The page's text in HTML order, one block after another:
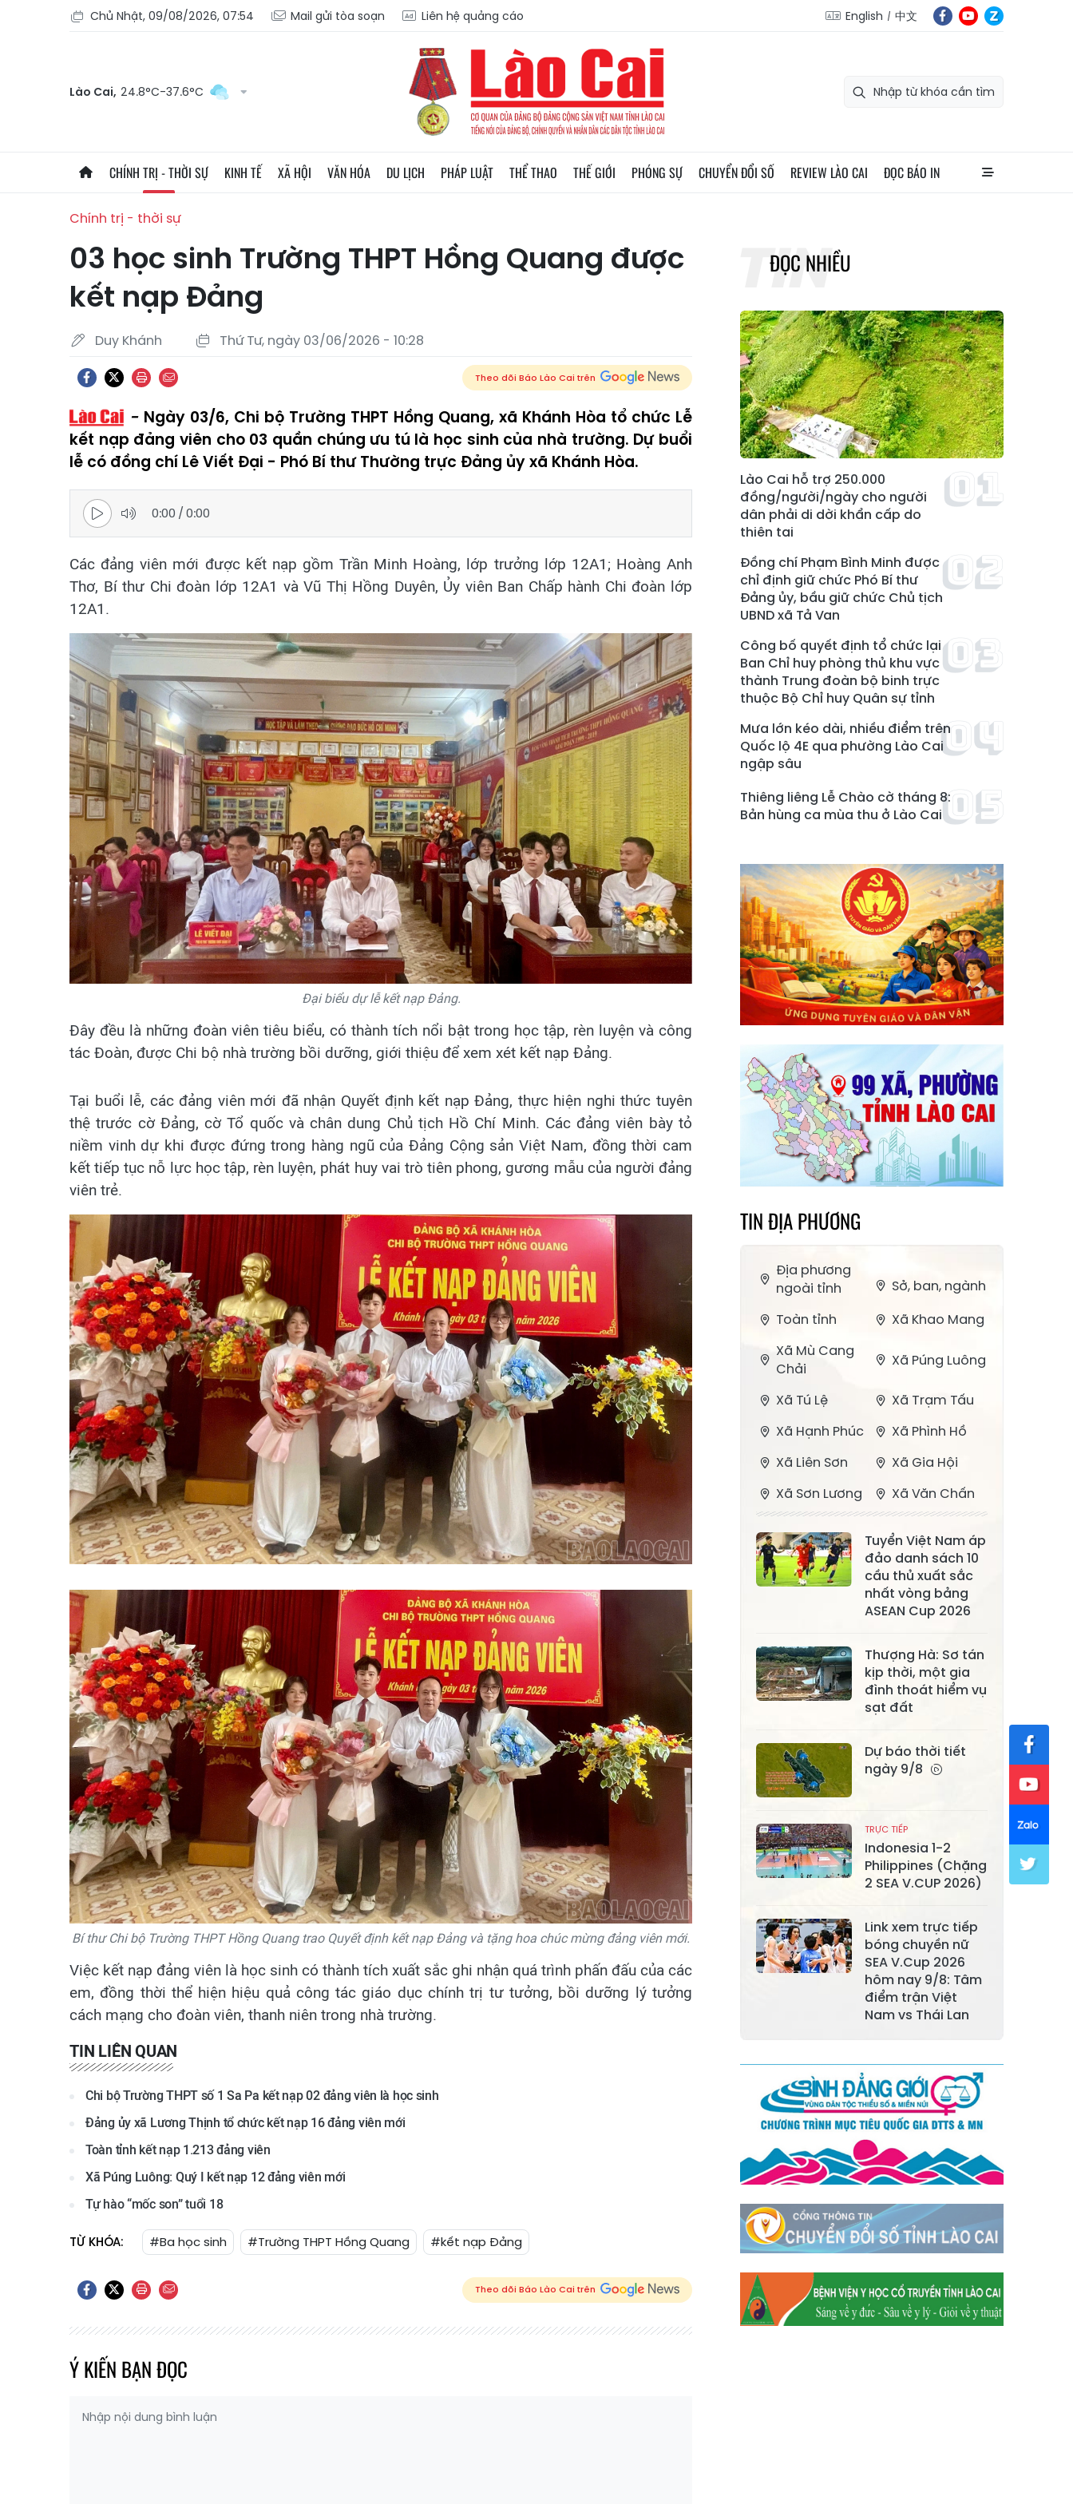
Chủ Nhật, 09/08/2026, 07:54 Mail gửi tòa soạn Liên hệ quảng cáo English 中文
Lào Cai, 24.8°C-37.6°C
CHÍNH TRỊ - THỜI SỰ KINH TẾ XÃ HỘI VĂN HÓA DU LỊCH PHÁP LUẬT THỂ THAO THẾ GIỚI PHÓNG SỰ CHUYỂN ĐỔI SỐ REVIEW LÀO CAI ĐỌC BÁO IN
Chính trị - thời sự
03 học sinh Trường THPT Hồng Quang được
kết nạp Đảng
Duy Khánh Thứ Tư, ngày 03/06/2026 - 10:28
Theo dõi Báo Lào Cai trên
Ngày 03/6, Chi bộ Trường THPT Hồng Quang, xã Khánh Hòa tổ chức Lễ
kết nạp đảng viên cho 03 quần chúng ưu tú là học sinh của nhà trường. Dự buổi
lễ có đồng chí Lê Viết Đại - Phó Bí thư Thường trực Đảng ủy xã Khánh Hòa.
0:00 /0:00
Các đảng viên mới được kết nạp gồm Trần Minh Hoàng, lớp trưởng lớp 12A1; Hoàng Anh
Thơ, Bí thư Chi đoàn lớp 12A1 và Vũ Thị Hồng Duyên, Ủy viên Ban Chấp hành Chi đoàn lớp
12A1.
Đại biểu dự lễ kết nạp Đảng.
Đây đều là những đoàn viên tiêu biểu, có thành tích nổi bật trong học tập, rèn luyện và công
tác Đoàn, được Chi bộ nhà trường bồi dưỡng, giới thiệu để xem xét kết nạp Đảng.
Tại buổi lễ, các đảng viên mới đã nhận Quyết định kết nạp Đảng, thực hiện nghi thức tuyên
thệ trước cờ Đảng, cờ Tổ quốc và chân dung Chủ tịch Hồ Chí Minh. Các đảng viên bày tỏ
niềm vinh dự khi được đứng trong hàng ngũ của Đảng Cộng sản Việt Nam, đồng thời cam
kết tiếp tục nỗ lực học tập, rèn luyện, phát huy vai trò tiên phong, gương mẫu của người đảng
viên trẻ.
Bí thư Chi bộ Trường THPT Hồng Quang trao Quyết định kết nạp Đảng và tặng hoa chúc mừng đảng viên mới.
Việc kết nạp đảng viên là học sinh có thành tích xuất sắc ghi nhận quá trình phấn đấu của các
em, đồng thời thể hiện hiệu quả công tác giáo dục chính trị tư tưởng, bồi dưỡng lý tưởng
cách mạng cho đoàn viên, thanh niên trong nhà trường.
TIN LIÊN QUAN
Chi bộ Trường THPT số 1 Sa Pa kết nạp 02 đảng viên là học sinh
Đảng ủy xã Lương Thịnh tổ chức kết nạp 16 đảng viên mới
Toàn tỉnh kết nạp 1.213 đảng viên
Xã Púng Luông: Quý I kết nạp 12 đảng viên mới
Tự hào “mốc son” tuổi 18
TỪ KHÓA: #Ba học sinh #Trường THPT Hồng Quang #kết nạp Đảng
Theo dõi Báo Lào Cai trên
Ý KIẾN BẠN ĐỌC
ĐỌC NHIỀU
Lào Cai hỗ trợ 250.000
đồng/người/ngày cho người
dân phải di dời khẩn cấp do
thiên tai
Đồng chí Phạm Bình Minh được
chỉ định giữ chức Phó Bí thư
Đảng ủy, bầu giữ chức Chủ tịch
UBND xã Tả Van
Công bố quyết định tổ chức lại
Ban Chỉ huy phòng thủ khu vực
thành Trung đoàn bộ binh trực
thuộc Bộ Chỉ huy Quân sự tỉnh
Mưa lớn kéo dài, nhiều điểm trên
Quốc lộ 4E qua phường Lào Cai
ngập sâu
Thiêng liêng Lễ Chào cờ tháng 8:
Bản hùng ca mùa thu ở Lào Cai
TIN ĐỊA PHƯƠNG
Địa phương
ngoài tỉnh
Sở, ban, ngành
Toàn tỉnh
Xã Khao Mang
Xã Mù Cang
Chải
Xã Púng Luông
Xã Tú Lệ
Xã Trạm Tấu
Xã Hạnh Phúc
Xã Phình Hồ
Xã Liên Sơn
Xã Gia Hội
Xã Sơn Lương
Xã Văn Chấn
Bằng La
Xã Chấn Thịnh
Xã Nghĩa Tâm
Xã Phong Dụ
Hạ
Xã Lâm Giang
Xã Đông
Cuông
Xã Tân Hợp
Xã Mậu A Xã Xuân Ái
Xã Mỏ Vàng
Thượng
Xã Lục Yên
Xã Mường Lai
Xã Cảm Nhân
Xã Yên Thành
Xã Thác Bà
Xã Trấn Yên
Xã Hưng
Khánh
Xã Việt Hồng
Xã Hợp Thành
Xã Phong Hải
Xã Xuân
Quang
Xã Bảo Thắng
Xã Tằng Loỏng
Xã Gia Phú
Xã Mường
Hum
Xã Y Tý
Xã A Mú Sung
Xã Bản Xèo
Xã Bát Xát
Xã Võ Lao
Xã Khánh Yên
Tuyển Việt Nam áp
đảo danh sách 10
cầu thủ xuất sắc
nhất vòng bảng
ASEAN Cup 2026
Thượng Hà: Sơ tán
kịp thời, một gia
đình thoát hiểm vụ
sạt đất
Dự báo thời tiết
ngày 9/8
TRỰC TIẾP
Indonesia 1-2
Philippines (Chặng
2 SEA V.CUP 2026)
Link xem trực tiếp
bóng chuyền nữ
SEA V.Cup 2026
hôm nay 9/8: Tâm
điểm trận Việt
Nam vs Thái Lan